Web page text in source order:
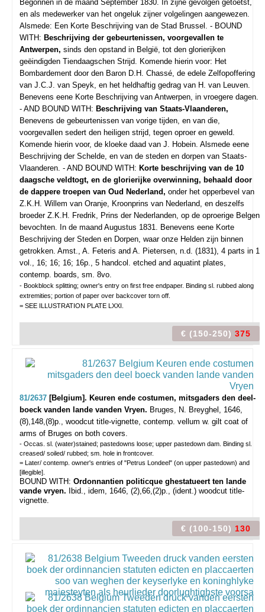
Begonnen in de maand September 1830. In zijne gevolgen getoetst,
en als medewerker van het ongeluk zijner volgelingen aangewezen.
Alsmede: Een Korte Beschrijving van de Stad Brussel. - BOUND
WITH: Beschrijving der gebeurtenissen, voorgevallen te
Antwerpen, sinds den opstand in België, tot den glorierijken
geëindigden Tiendaagschen Strijd. Komende hierin voor: Het
Bombardement door den Baron D.H. Chassé, de edele Zelfopoffering
van J.C.J. van Speyk, en het heldhaftig gedrag van H. van Leuven.
Benevens eene Korte Beschrijving van Antwerpen, in vroegere dagen.
- AND BOUND WITH: Beschrijving van Staats-Vlaanderen,
Benevens de gebeurtenissen van vorige tijden, en van die,
voorgevallen sedert den heiligen strijd, tegen oproer en geweld.
Komende hierin voor, de kloeke daad van J. Hobein. Alsmede eene
Beschrijving der Schelde, en van de steden en dorpen van Staats-
Vlaanderen. - AND BOUND WITH: Korte beschrijving van de 10
daagsche veldtogt, en de glorierijke overwinning, behaald door
de dappere troepen van Oud Nederland, onder het opperbevel van
Z.K.H. Willem van Oranje, Kroonprins van Nederland, en deszelfs
broeder Z.K.H. Fredrik, Prins der Nederlanden, op de oproerige Belgen
bevochten. In de maand Augustus 1831. Benevens eene Korte
Beschrijving der Steden en Dorpen, waar onze Helden zijn binnen
getrokken. Amst., A. Feteris and A. Pietersen, n.d. (1831), 4 parts in 1
vol., 16; 16; 16; 16p., 5 handcol. etched and aquatint plates,
contemp. boards, sm. 8vo.
- Bookblock splitting; owner's entry on first free endpaper. Binding sl. rubbed along
extremities; portion of paper over backcover torn off.
= SEE ILLUSTRATION PLATE LXXI.
€ (150-250) 375
81/2637 [Belgium]. Keuren ende costumen, mitsgaders den deel-
boeck vanden lande vanden Vryen. Bruges, N. Breyghel, 1646,
(8),148,(8)p., woodcut title-vignette, contemp. vellum w. gilt coat of
arms of Bruges on both covers.
- Occas. sl. (water)stained; pastedowns loose; upper pastedown dam. Binding sl.
creased/ soiled/ rubbed; sm. hole in frontcover.
= Later/ contemp. owner's entries of "Petrus Londeel" (on upper pastedown) and
[illegible].
BOUND WITH: Ordonnantien politicque ghestatueert ten lande
vande vryen.
Ibid., idem, 1646, (2),66,(2)p., (ident.) woodcut title-
vignette.
€ (100-150) 130